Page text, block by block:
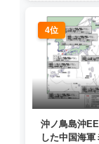
4位
沖ノ鳥島沖
した中国海